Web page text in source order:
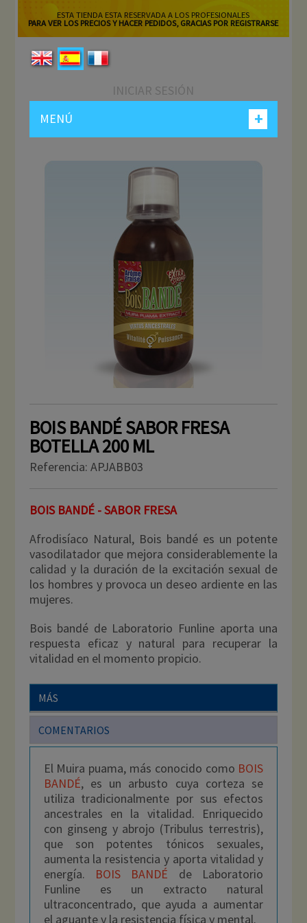
ESTA TIENDA ESTA RESERVADA A LOS PROFESIONALES
PARA VER LOS PRECIOS Y HACER PEDIDOS, GRACIAS POR REGISTRARSE
INICIAR SESIÓN
+
MENÚ
BOIS BANDÉ SABOR FRESA
BOTELLA 200 ML
Referencia: APJABB03
BOIS BANDÉ - SABOR FRESA
Afrodisíaco Natural, Bois bandé es un potente
vasodilatador que mejora considerablemente la
calidad y la duración de la excitación sexual de
los hombres y provoca un deseo ardiente en las
mujeres.
Bois bandé de Laboratorio Funline aporta una
respuesta eficaz y natural para recuperar la
vitalidad en el momento propicio.
MÁS
COMENTARIOS
El Muira puama, más conocido como BOIS
BANDÉ, es un arbusto cuya corteza se
utiliza tradicionalmente por sus efectos
ancestrales en la vitalidad. Enriquecido
con ginseng y abrojo (Tribulus terrestris),
que son potentes tónicos sexuales,
aumenta la resistencia y aporta vitalidad y
energía. BOIS BANDÉ de Laboratorio
Funline es un extracto natural
ultraconcentrado, que ayuda a aumentar
el aguante y la resistencia física y mental.